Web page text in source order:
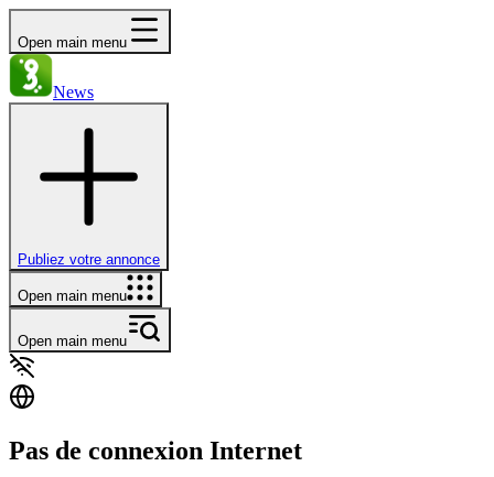
Open main menu
News
Publiez votre annonce
Open main menu
Open main menu
Pas de connexion Internet